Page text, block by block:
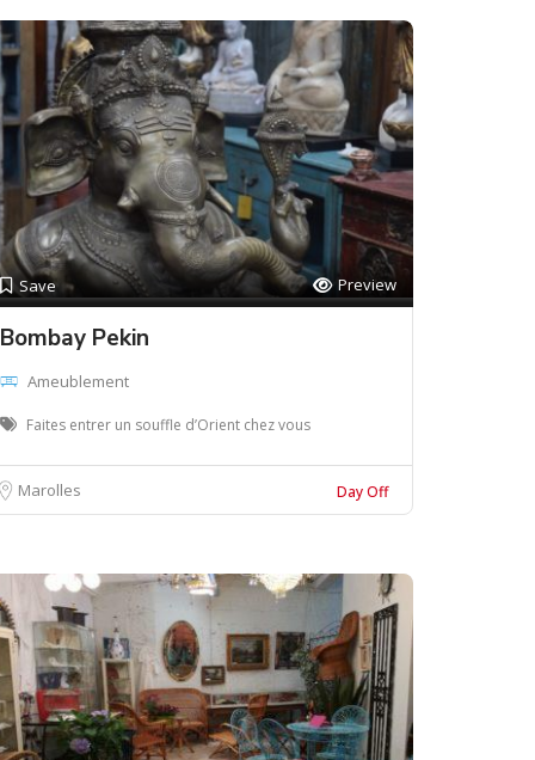
Save Preview
Bombay Pekin
Ameublement
Faites entrer un souffle d’Orient chez vous
Marolles Day Off